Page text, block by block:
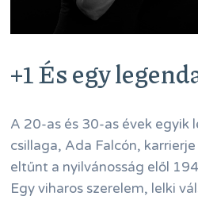
+1 És egy
A 20-as és 30-as évek egyik
csillaga, Ada Falcón,
eltűnt a nyilvánosság elől
Egy viharos szerelem, lelki